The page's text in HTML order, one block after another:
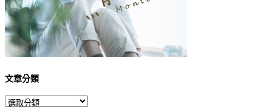
文章分類
文